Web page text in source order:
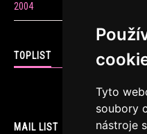
Tyto
soubory
nástroje
2004
TOPLIST
MAIL LIST